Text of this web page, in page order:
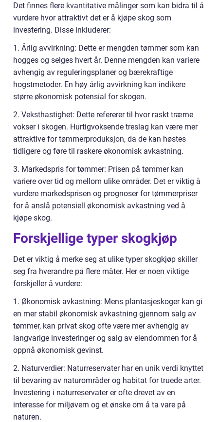
Det finnes flere kvantitative målinger som kan bidra til å
vurdere hvor attraktivt det er å kjøpe skog som
investering. Disse inkluderer:
1. Årlig avvirkning: Dette er mengden tømmer som kan
hogges og selges hvert år. Denne mengden kan variere
avhengig av reguleringsplaner og bærekraftige
hogstmetoder. En høy årlig avvirkning kan indikere
større økonomisk potensial for skogen.
2. Veksthastighet: Dette refererer til hvor raskt trærne
vokser i skogen. Hurtigvoksende treslag kan være mer
attraktive for tømmerproduksjon, da de kan høstes
tidligere og føre til raskere økonomisk avkastning.
3. Markedspris for tømmer: Prisen på tømmer kan
variere over tid og mellom ulike områder. Det er viktig å
vurdere markedsprisen og prognoser for tømmerpriser
for å anslå potensiell økonomisk avkastning ved å
kjøpe skog.
Forskjellige typer skogkjøp
Det er viktig å merke seg at ulike typer skogkjøp skiller
seg fra hverandre på flere måter. Her er noen viktige
forskjeller å vurdere:
1. Økonomisk avkastning: Mens plantasjeskoger kan gi
en mer stabil økonomisk avkastning gjennom salg av
tømmer, kan privat skog ofte være mer avhengig av
langvarige investeringer og salg av eiendommen for å
oppnå økonomisk gevinst.
2. Naturverdier: Naturreservater har en unik verdi knyttet
til bevaring av naturområder og habitat for truede arter.
Investering i naturreservater er ofte drevet av en
interesse for miljøvern og et ønske om å ta vare på
naturen.